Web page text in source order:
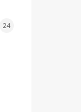
24